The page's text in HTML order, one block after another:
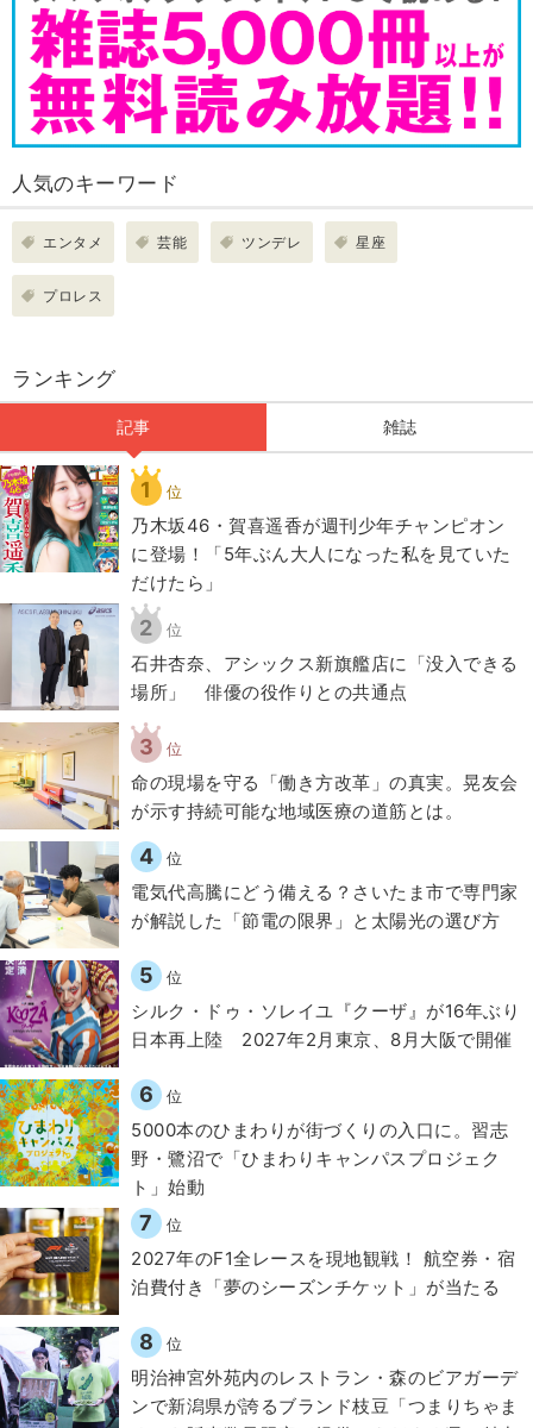
人気のキーワード
エンタメ 芸能 ツンデレ 星座
プロレス
ランキング
記事 雑誌
1 位
乃木坂46・賀喜遥香が週刊少年チャンピオン
に登場！「5年ぶん大人になった私を見ていた
だけたら」
2 位
石井杏奈、アシックス新旗艦店に「没入できる
場所」 俳優の役作りとの共通点
3 位
​命の現場を守る「働き方改革」の真実。晃友会
が示す持続可能な地域医療の道筋とは。
4 位
電気代高騰にどう備える？さいたま市で専門家
が解説した「節電の限界」と太陽光の選び方
5 位
シルク・ドゥ・ソレイユ『クーザ』が16年ぶり
日本再上陸 2027年2月東京、8月大阪で開催
6 位
5000本のひまわりが街づくりの入口に。習志
野・鷺沼で「ひまわりキャンパスプロジェク
ト」始動
7 位
2027年のF1全レースを現地観戦！ 航空券・宿
泊費付き「夢のシーズンチケット」が当たる
8 位
明治神宮外苑内のレストラン・森のビアガーデ
ンで新潟県が誇るブランド枝豆「つまりちゃま